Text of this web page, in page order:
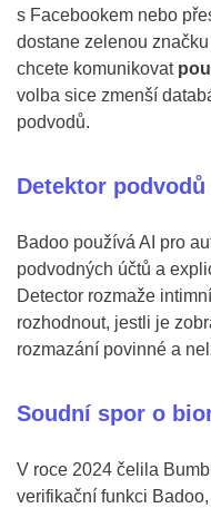
s Facebookem nebo
dostane zelenou
chcete komunikovat
volba sice zmenší
podvodů.
Detektor
Badoo používá AI pro
podvodných účtů a
Detector rozmaže
rozhodnout, jestli je
rozmazání povinné a
Soudní spor o
V roce 2024 čelila
verifikační funkci